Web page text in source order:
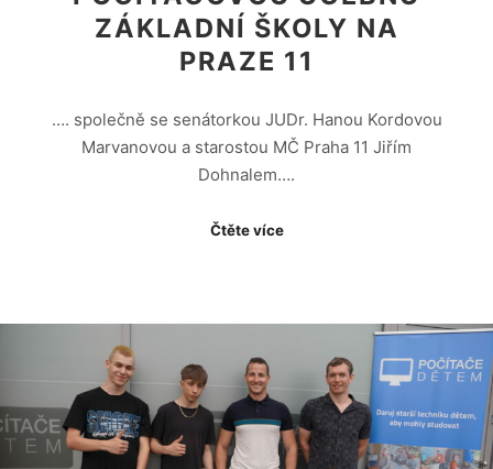
ZÁKLADNÍ ŠKOLY NA
PRAZE 11
…. společně se senátorkou JUDr. Hanou Kordovou
Marvanovou a starostou MČ Praha 11 Jiřím
Dohnalem….
Čtěte více